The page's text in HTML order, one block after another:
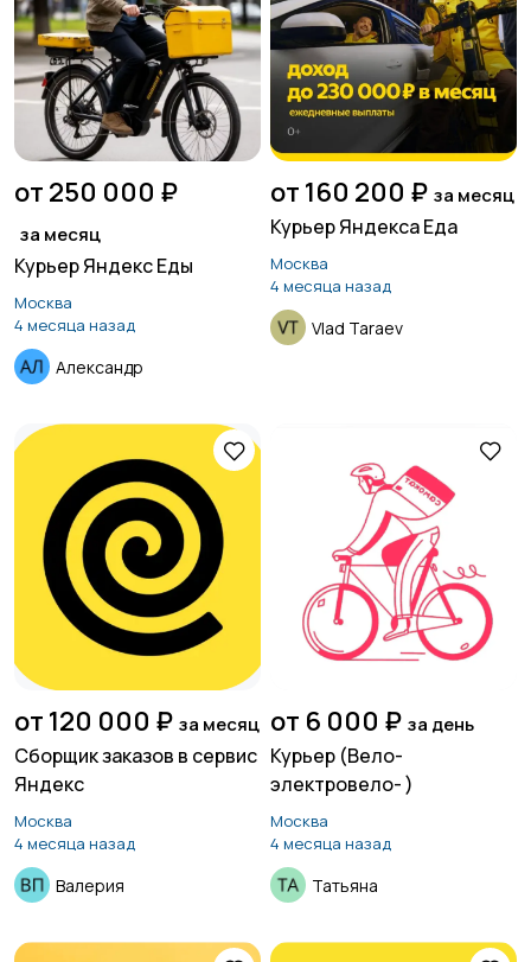
от 250 000 ₽
за месяц
Курьер Яндекс Еды
Москва
4 месяца назад
Александр
от 160 200 ₽ за месяц
Курьер Яндекса Еда
Москва
4 месяца назад
Vlad Taraev
от 120 000 ₽ за месяц
Сборщик заказов в сервис
Яндекс
Москва
4 месяца назад
Валерия
от 6 000 ₽ за день
Курьер (Вело-
электровело- )
Москва
4 месяца назад
Татьяна